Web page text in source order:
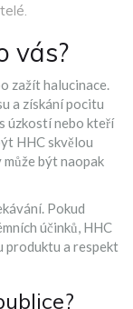
vás?
zažít halucinace.
a získání pocitu
úzkostí nebo kteří
HHC skvělou
být naopak
Pokud
účinků, HHC
produktu a respekt